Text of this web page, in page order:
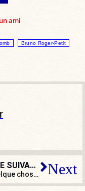
ami
Bruno Roger-Petit
ARTICLE SUIVANT
Il y a quelque chose de pourri au royaume de Jupiter-Narcisse Next